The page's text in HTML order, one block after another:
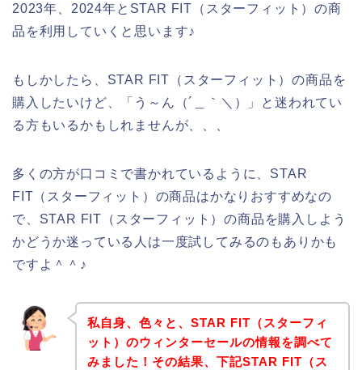
2023年、2024年とSTAR FIT（スターフィット）の商
品を利用していくと思います♪
もしかしたら、STAR FIT（スターフィット）の商品を
購入したいけど、「う～ん（´＿｀＼）」と迷われてい
る方もいるかもしれませんが、、、
多くの方が口コミで書かれているように、STAR
FIT（スターフィット）の商品はかなりおすすめなの
で、STAR FIT（スターフィット）の商品を購入しよう
かどうか迷っている人は一度試してみるのもありかも
ですよ＾＾♪
私自身、色々と、STAR FIT（スターフィ
ット）のウィンターセールの情報を調べて
みました！その結果、下記STAR FIT（ス